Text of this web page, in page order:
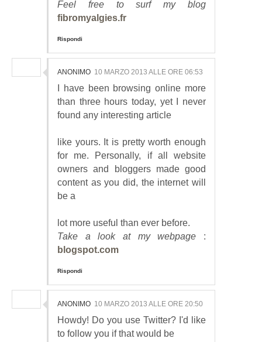
Feel free to surf my blog
fibromyalgies.fr
Rispondi
ANONIMO 10 MARZO 2013 ALLE ORE 06:53
I have been browsing online more
than three hours today, yet I never
found any interesting article
like yours. It is pretty worth enough
for me. Personally, if all website
owners and bloggers made good
content as you did, the internet will
be a
lot more useful than ever before.
Take a look at my webpage :
blogspot.com
Rispondi
ANONIMO 10 MARZO 2013 ALLE ORE 20:50
Howdy! Do you use Twitter? I'd like
to follow you if that would be